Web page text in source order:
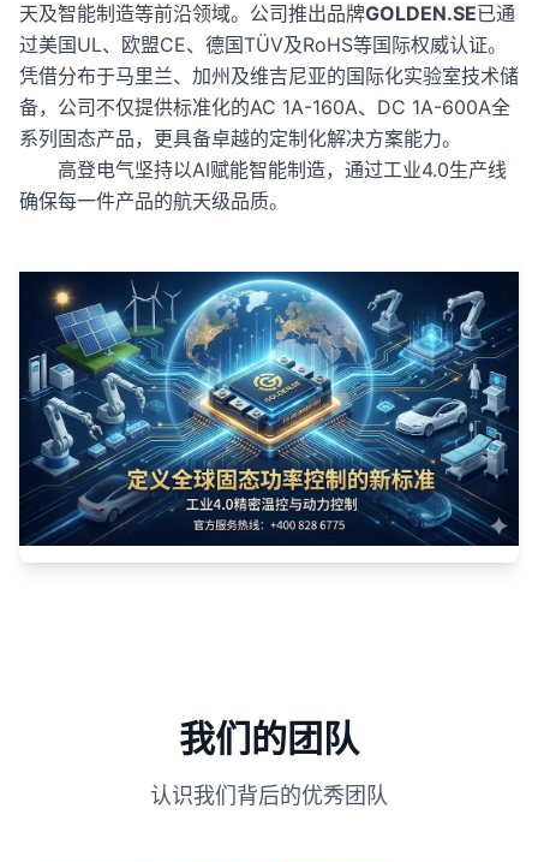
天及智能制造等前沿领域。公司推出品牌GOLDEN.SE已通
过美国UL、欧盟CE、德国TÜV及RoHS等国际权威认证。
凭借分布于马里兰、加州及维吉尼亚的国际化实验室技术储
备，公司不仅提供标准化的AC 1A-160A、DC 1A-600A全
系列固态产品，更具备卓越的定制化解决方案能力。
高登电气坚持以AI赋能智能制造，通过工业4.0生产线
确保每一件产品的航天级品质。
我们的团队
认识我们背后的优秀团队